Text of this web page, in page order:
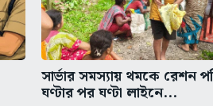
সার্ভার সমস্যায় থমকে রেশন
ঘণ্টার পর ঘণ্টা লাইনে...